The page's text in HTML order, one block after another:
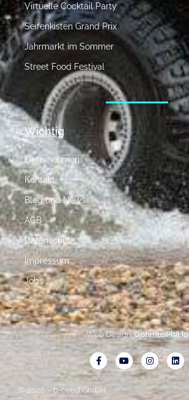
Virtuelle Cocktail Party
Seifenkisten Grand Prix
Jahrmarkt im Sommer
Street Food Festival
Wichtig
Unternehmen
Kontakt
Blog und News
AGB
Datenschutz
Impressum
Jobs
© 2026 – b-ceed GmbH
Web Design:OptimusPhil.io